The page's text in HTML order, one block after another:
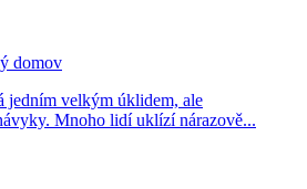
domov
jedním velkým úklidem, ale
Mnoho lidí uklízí nárazově...